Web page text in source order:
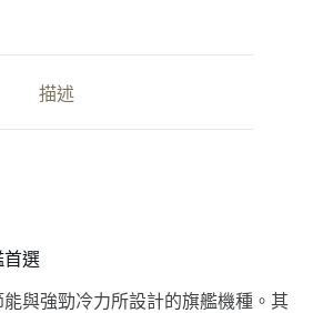
描述
首選
與強勁冷力所設計的旗艦機種。其